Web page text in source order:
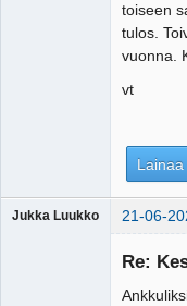
toiseen
tulos.
vuonna.
vt
Lainaa
Jukka Luukko 21-06-
Re: